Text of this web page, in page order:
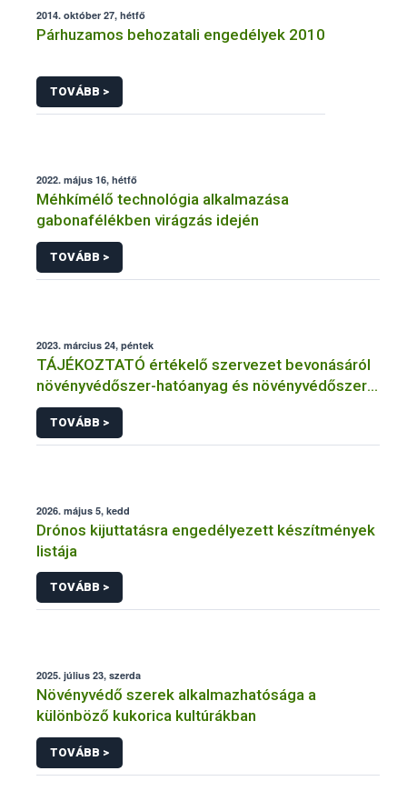
2014. október 27, hétfő
Párhuzamos behozatali engedélyek 2010
TOVÁBB >
2022. május 16, hétfő
Méhkímélő technológia alkalmazása
gabonafélékben virágzás idején
TOVÁBB >
2023. március 24, péntek
TÁJÉKOZTATÓ értékelő szervezet bevonásáról
növényvédőszer-hatóanyag és növényvédőszer
engedélyezésére, továbbá a meglévő engedély
meghosszabbítására vagy módosítására irányuló
eljárásba
TOVÁBB >
2026. május 5, kedd
Drónos kijuttatásra engedélyezett készítmények
listája
TOVÁBB >
2025. július 23, szerda
Növényvédő szerek alkalmazhatósága a
különböző kukorica kultúrákban
TOVÁBB >